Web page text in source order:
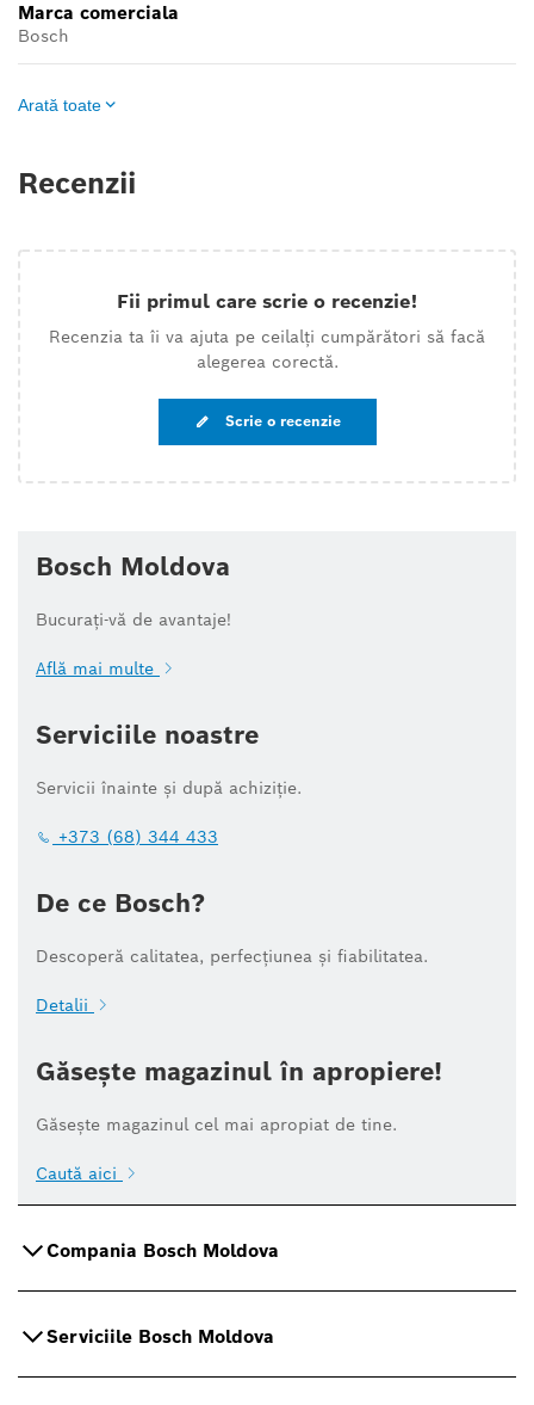
Marca comerciala
Bosch
Arată toate
Recenzii
Fii primul care scrie o recenzie!
Recenzia ta îi va ajuta pe ceilalți cumpărători să facă
alegerea corectă.
Scrie o recenzie
Bosch Moldova
Bucurați-vă de avantaje!
Află mai multe
Serviciile noastre
Servicii înainte și după achiziție.
+373 (68) 344 433
De ce Bosch?
Descoperă calitatea, perfecțiunea și fiabilitatea.
Detalii
Găsește magazinul în apropiere!
Găsește magazinul cel mai apropiat de tine.
Caută aici
Compania Bosch Moldova
Serviciile Bosch Moldova